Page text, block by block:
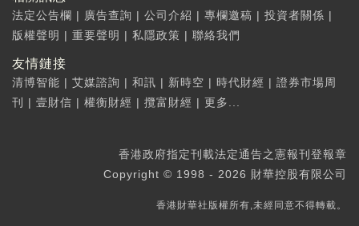
法定公告欄 | 廣告查詢 | 公司介紹 | 專欄邀稿 | 投資者關係 |
版權聲明 | 重要聲明 | 私隱政策 | 聯絡我們
友情鏈接
清博智能 | 艾媒諮詢 | 和訊 | 新時空 | 時代財經 | 證券市場周
刊
| 壹財信 | 權衡財經 | 攬富財經 | 更多...
香港政府指定刊載法定通告之憲報刊登報章
Copyright © 1998 - 2026 財華控股有限公司
香港財華社版權所有,未經同意不得轉載。